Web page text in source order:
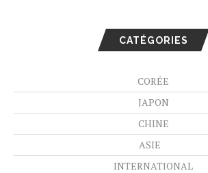
CATÉGORIES
CORÉE
JAPON
CHINE
ASIE
INTERNATIONAL